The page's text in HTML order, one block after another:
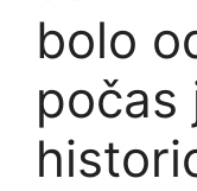
bolo
počas